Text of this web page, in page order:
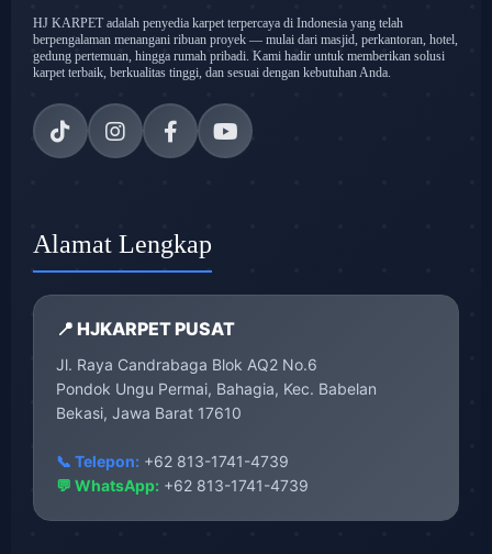
HJ KARPET adalah penyedia karpet terpercaya di Indonesia yang telah
berpengalaman menangani ribuan proyek — mulai dari masjid, perkantoran, hotel,
gedung pertemuan, hingga rumah pribadi. Kami hadir untuk memberikan solusi
karpet terbaik, berkualitas tinggi, dan sesuai dengan kebutuhan Anda.
Alamat Lengkap
📍 HJKARPET PUSAT
Jl. Raya Candrabaga Blok AQ2 No.6
Pondok Ungu Permai, Bahagia, Kec. Babelan
Bekasi, Jawa Barat 17610
📞 Telepon: +62 813-1741-4739
💬 WhatsApp: +62 813-1741-4739